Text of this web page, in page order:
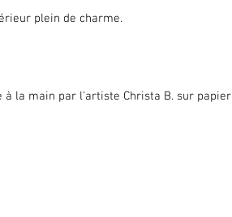
plein de charme.
à la main par l'artiste Christa B. sur papier